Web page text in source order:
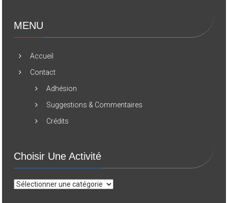
MENU
Accueil
Contact
Adhésion
Suggestions & Commentaires
Crédits
Choisir Une Activité
Choisir